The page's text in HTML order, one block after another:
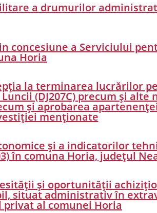
a drumurilor
concesiune a Serviciului
Horia
la terminarea lucrărilor
(DJ207C) precum și alte
și aprobarea
menționate
și a indicatorilor
în comuna Horia, județul
și oportunității
situat administrativ în
al comunei Horia